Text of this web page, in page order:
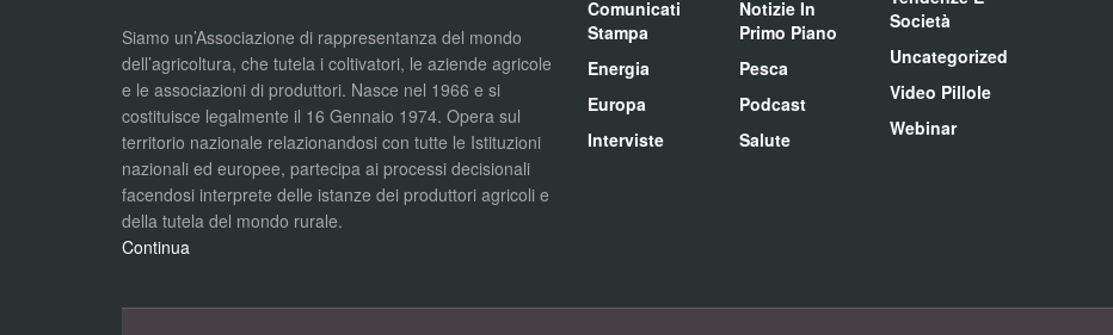
Siamo un’Associazione di rappresentanza del mondo
dell’agricoltura, che tutela i coltivatori, le aziende agricole
e le associazioni di produttori. Nasce nel 1966 e si
costituisce legalmente il 16 Gennaio 1974. Opera sul
territorio nazionale relazionandosi con tutte le Istituzioni
nazionali ed europee, partecipa ai processi decisionali
facendosi interprete delle istanze dei produttori agricoli e
della tutela del mondo rurale.
Continua
Comunicati
Stampa
Energia
Europa
Interviste
Notizie In
Primo Piano
Pesca
Podcast
Salute
Società
Uncategorized
Video Pillole
Webinar